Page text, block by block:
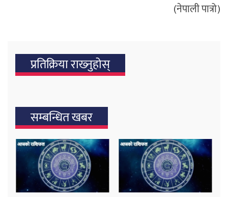
(नेपाली पात्रो)
प्रतिक्रिया राख्‍नुहोस्
सम्बन्धित खबर